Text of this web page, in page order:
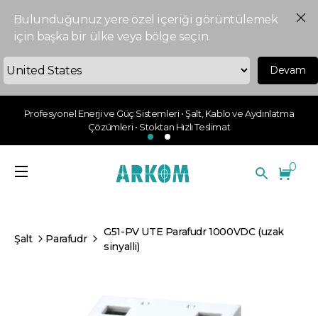
Bulunduğunuz yere özel içeriği görüntülemek
için başka bir ülke veya bölge seçin.
Devam
Profesyonel Enerji ve Güç Sistemleri • Şalt, Kablo ve Aydınlatma
Çözümleri • Stoktan Hızlı Teslimat
0
Şalt Parafudr
G51-PV UTE Parafudr 1000VDC (uzak
sinyalli)